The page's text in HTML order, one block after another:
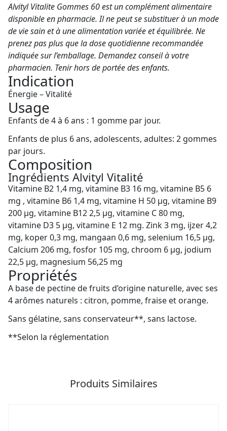
Alvityl Vitalite Gommes 60 est un complément alimentaire
disponible en pharmacie. Il ne peut se substituer à un mode
de vie sain et à une alimentation variée et équilibrée. Ne
prenez pas plus que la dose quotidienne recommandée
indiquée sur l’emballage. Demandez conseil à votre
pharmacien. Tenir hors de portée des enfants.
Indication
Énergie – Vitalité
Usage
Enfants de 4 à 6 ans : 1 gomme par jour.
Enfants de plus 6 ans, adolescents, adultes: 2 gommes
par jours.
Composition
Ingrédients Alvityl Vitalité
Vitamine B2 1,4 mg, vitamine B3 16 mg, vitamine B5 6
mg , vitamine B6 1,4 mg, vitamine H 50 µg, vitamine B9
200 µg, vitamine B12 2,5 µg, vitamine C 80 mg,
vitamine D3 5 µg, vitamine E 12 mg. Zink 3 mg, ijzer 4,2
mg, koper 0,3 mg, mangaan 0,6 mg, selenium 16,5 µg,
Calcium 206 mg, fosfor 105 mg, chroom 6 µg, jodium
22,5 µg, magnesium 56,25 mg
Propriétés
A base de pectine de fruits d’origine naturelle, avec ses
4 arômes naturels : citron, pomme, fraise et orange.
Sans gélatine, sans conservateur**, sans lactose.
**Selon la réglementation
Produits Similaires